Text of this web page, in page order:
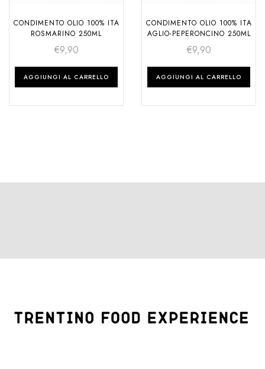
CONDIMENTO OLIO 100% ITA
ROSMARINO 250ML
€9,90
AGGIUNGI AL CARRELLO
CONDIMENTO OLIO 100% ITA
AGLIO-PEPERONCINO 250ML
€9,90
AGGIUNGI AL CARRELLO